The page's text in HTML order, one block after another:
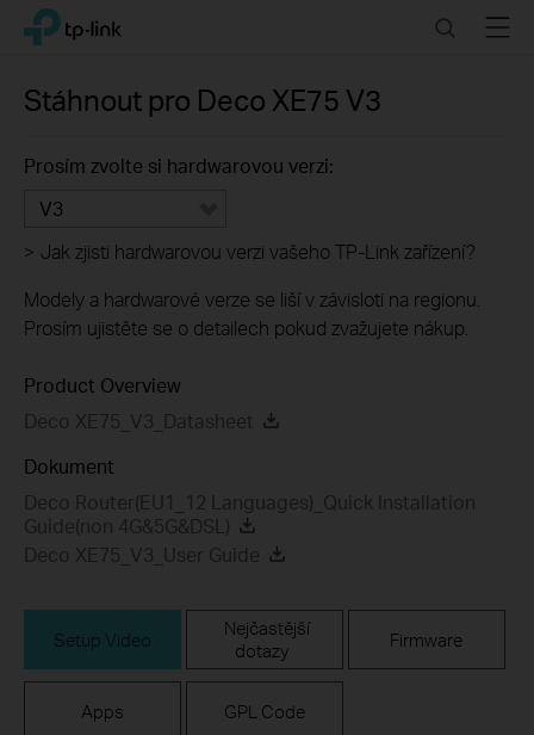
Click
navigation
TP-Link, Reliably Smart SearchMenu
Stáhnout pro Deco XE75 V3
Prosím zvolte si hardwarovou verzi:
V3
> Jak zjisti hardwarovou verzi vašeho TP-Link zařízení?
Modely a hardwarové verze se liší v závisloti na regionu.
Prosím ujistěte se o detailech pokud zvažujete nákup.
Product Overview
Deco XE75_V3_Datasheet
Dokument
Deco Router(EU1_12 Languages)_Quick Installation
Guide(non 4G&5G&DSL)
Deco XE75_V3_User Guide
Setup Video
Nejčastější
dotazy
Firmware
Apps GPL Code